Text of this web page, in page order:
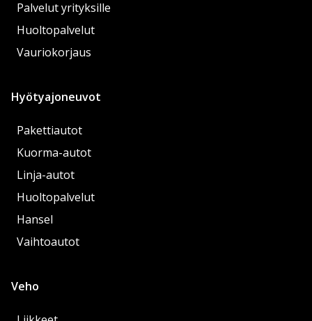
Palvelut yrityksille
Huoltopalvelut
Vauriokorjaus
Hyötyajoneuvot
Pakettiautot
Kuorma-autot
Linja-autot
Huoltopalvelut
Hansel
Vaihtoautot
Veho